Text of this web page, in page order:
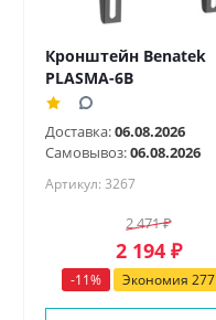
Кронштейн Benatek
PLASMA-6B
Доставка:06.08.2026
Самовывоз:06.08.2026
Артикул: 3267
2 471₽
2 194₽
-11% Экономия 277